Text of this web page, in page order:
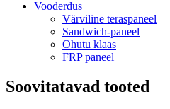
Vooderdus
Värviline teraspaneel
Sandwich-paneel
Ohutu klaas
FRP paneel
Soovitatavad tooted